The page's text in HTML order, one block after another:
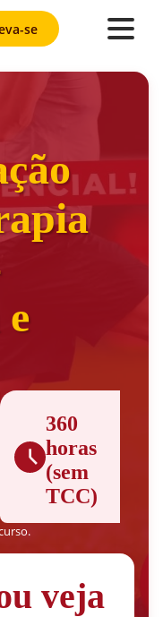
se
360
horas
(sem
TCC)
veja